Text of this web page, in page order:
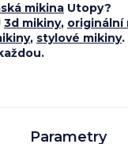
mikina Utopy?
3d mikiny, originální
, stylové mikiny.
Parametry